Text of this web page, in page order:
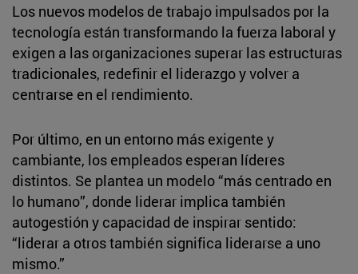
Los nuevos modelos de trabajo impulsados por la
tecnología están transformando la fuerza laboral y
exigen a las organizaciones superar las estructuras
tradicionales, redefinir el liderazgo y volver a
centrarse en el rendimiento.
Por último, en un entorno más exigente y
cambiante, los empleados esperan líderes
distintos. Se plantea un modelo “más centrado en
lo humano”, donde liderar implica también
autogestión y capacidad de inspirar sentido:
“liderar a otros también significa liderarse a uno
mismo.”